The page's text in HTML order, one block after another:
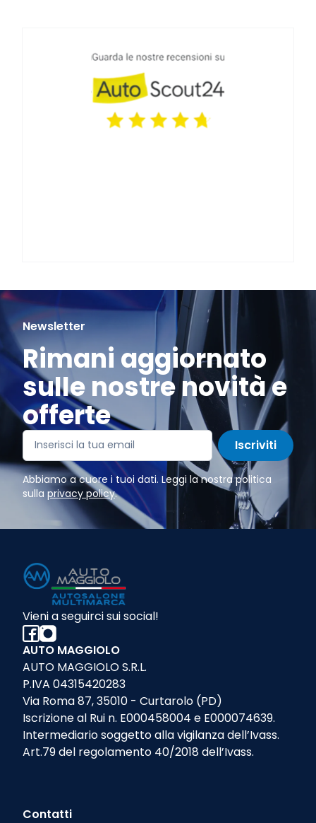
Newsletter
Rimani aggiornato
sulle nostre novità e
offerte
Iscriviti
Abbiamo a cuore i tuoi dati. Leggi la nostra politica
sulla privacy policy.
Vieni a seguirci sui social!
AUTO MAGGIOLO
AUTO MAGGIOLO S.R.L.
P.IVA 04315420283
Via Roma 87, 35010 - Curtarolo (PD)
Iscrizione al Rui n. E000458004 e E000074639.
Intermediario soggetto alla vigilanza dell’Ivass.
Art.79 del regolamento 40/2018 dell’Ivass.
Contatti